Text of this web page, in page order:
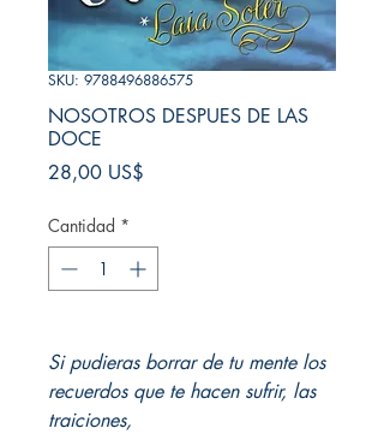
SKU: 9788496886575
NOSOTROS DESPUES DE LAS
DOCE
28,00 US$
Cantidad *
Si pudieras borrar de tu mente los
recuerdos que te hacen sufrir, las
traiciones,